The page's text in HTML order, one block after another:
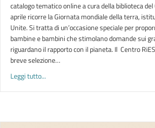
catalogo tematico online a cura della biblioteca del
aprile ricorre la Giornata mondiale della terra,
Unite. Si tratta di un’occasione speciale per
bambine e bambini che stimolano domande sui
riguardano il rapporto con il pianeta. Il Centro
breve selezione…
Leggi tutto...